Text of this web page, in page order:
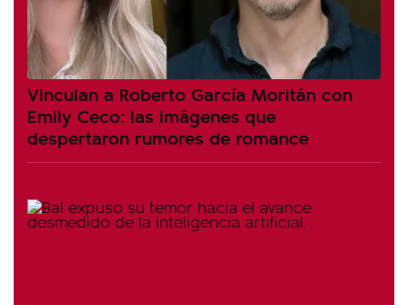
Vinculan a Roberto García Moritán con
Emily Ceco: las imágenes que
despertaron rumores de romance